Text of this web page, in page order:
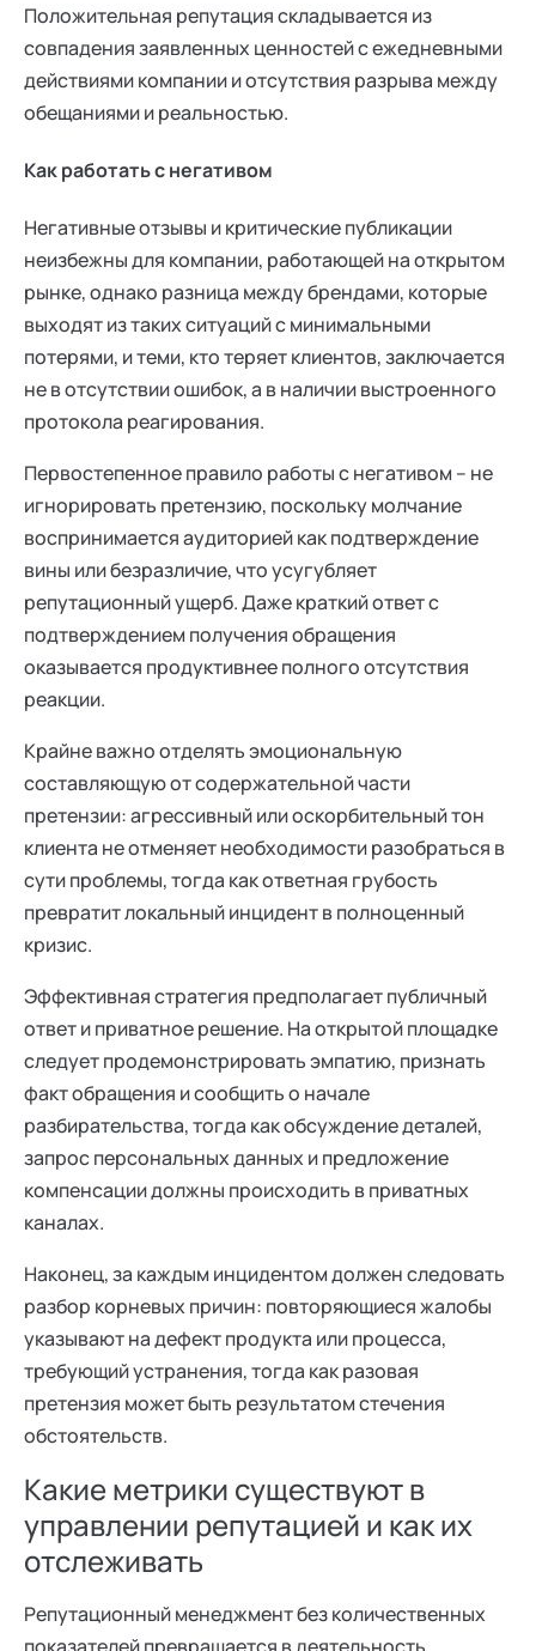
Положительная репутация складывается из
совпадения заявленных ценностей с ежедневными
действиями компании и отсутствия разрыва между
обещаниями и реальностью.
Как работать с негативом
Негативные отзывы и критические публикации
неизбежны для компании, работающей на открытом
рынке, однако разница между брендами, которые
выходят из таких ситуаций с минимальными
потерями, и теми, кто теряет клиентов, заключается
не в отсутствии ошибок, а в наличии выстроенного
протокола реагирования.
Первостепенное правило работы с негативом – не
игнорировать претензию, поскольку молчание
воспринимается аудиторией как подтверждение
вины или безразличие, что усугубляет
репутационный ущерб. Даже краткий ответ с
подтверждением получения обращения
оказывается продуктивнее полного отсутствия
реакции.
Крайне важно отделять эмоциональную
составляющую от содержательной части
претензии: агрессивный или оскорбительный тон
клиента не отменяет необходимости разобраться в
сути проблемы, тогда как ответная грубость
превратит локальный инцидент в полноценный
кризис.
Эффективная стратегия предполагает публичный
ответ и приватное решение. На открытой площадке
следует продемонстрировать эмпатию, признать
факт обращения и сообщить о начале
разбирательства, тогда как обсуждение деталей,
запрос персональных данных и предложение
компенсации должны происходить в приватных
каналах.
Наконец, за каждым инцидентом должен следовать
разбор корневых причин: повторяющиеся жалобы
указывают на дефект продукта или процесса,
требующий устранения, тогда как разовая
претензия может быть результатом стечения
обстоятельств.
Какие метрики существуют в
управлении репутацией и как их
отслеживать
Репутационный менеджмент без количественных